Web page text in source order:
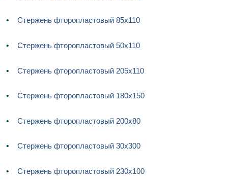
Стержень фторопластовый 85х110
Стержень фторопластовый 50х110
Стержень фторопластовый 205х110
Стержень фторопластовый 180х150
Стержень фторопластовый 200х80
Стержень фторопластовый 30х300
Стержень фторопластовый 230х100